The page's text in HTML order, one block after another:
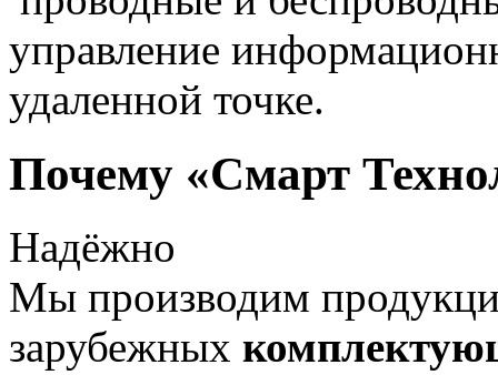
управление
удаленной точке.
Почему «Смарт
Надёжно
Мы производим
зарубежных